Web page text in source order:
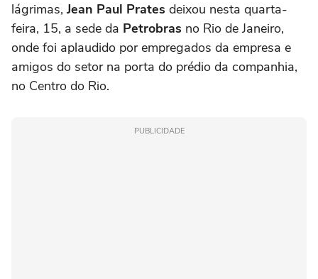
lágrimas, Jean Paul Prates deixou nesta quarta-
feira, 15, a sede da Petrobras no Rio de Janeiro,
onde foi aplaudido por empregados da empresa e
amigos do setor na porta do prédio da companhia,
no Centro do Rio.
PUBLICIDADE